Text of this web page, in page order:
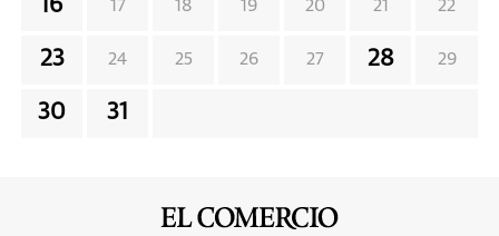
16 17 18 19 20 21 22
23 24 25 26 27 28 29
30 31